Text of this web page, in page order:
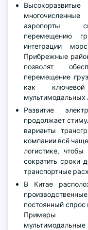
аэропорты
перемещению
интеграции
Прибрежные
позволят
перемещение
как
мультимодальных
Развитие
продолжает
варианты
компании всё
логистике,
сократить сроки
транспортные
В Китае
постоянный спрос
Примеры